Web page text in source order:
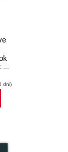
dni)